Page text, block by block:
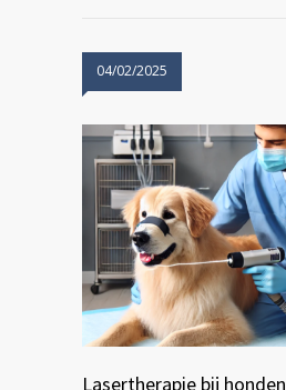
04/02/2025
Lasertherapie bij honden